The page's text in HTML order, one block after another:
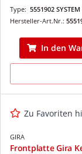
Type: 5551902
Hersteller-Art.Nr.:
In den
Zu Favoriten
GIRA
Frontplatte Gira